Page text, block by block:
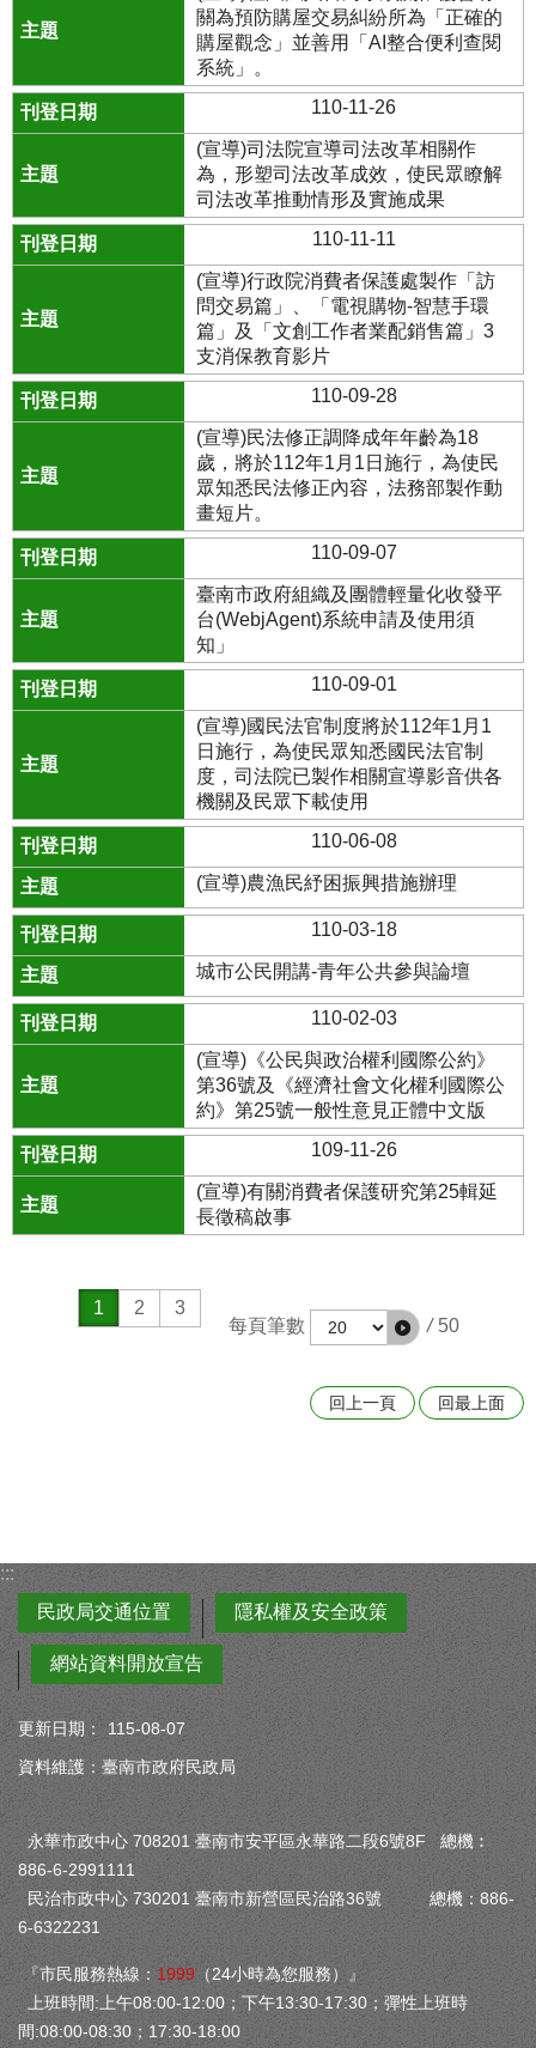
關為預防購屋交易糾紛所為「正確的
購屋觀念」並善用「AI整合便利查閱
系統」。
110-11-26
(宣導)司法院宣導司法改革相關作
為，形塑司法改革成效，使民眾瞭解
司法改革推動情形及實施成果
110-11-11
(宣導)行政院消費者保護處製作「訪
問交易篇」、「電視購物-智慧手環
篇」及「文創工作者業配銷售篇」3
支消保教育影片
110-09-28
(宣導)民法修正調降成年年齡為18
歲，將於112年1月1日施行，為使民
眾知悉民法修正內容，法務部製作動
畫短片。
110-09-07
臺南市政府組織及團體輕量化收發平
台(WebjAgent)系統申請及使用須
知」
110-09-01
(宣導)國民法官制度將於112年1月1
日施行，為使民眾知悉國民法官制
度，司法院已製作相關宣導影音供各
機關及民眾下載使用
110-06-08
(宣導)農漁民紓困振興措施辦理
110-03-18
城市公民開講-青年公共參與論壇
110-02-03
(宣導)《公民與政治權利國際公約》
第36號及《經濟社會文化權利國際公
約》第25號一般性意見正體中文版
109-11-26
(宣導)有關消費者保護研究第25輯延
長徵稿啟事
1 2
3
每頁筆數
/ 50
回上一頁 回最上面
:::
民政局交通位置
隱私權及安全政策
網站資料開放宣告
更新日期：
115-08-07
資料維護：臺南市政府民政局
永華市政中心 708201 臺南市安平區永華路二段6號8F 總機︰
886-6-2991111
民治市政中心 730201 臺南市新營區民治路36號 總機：886-
6-6322231
『市民服務熱線： 1999 （24小時為您服務）』
上班時間:上午08:00-12:00；下午13:30-17:30；彈性上班時
間:08:00-08:30；17:30-18:00